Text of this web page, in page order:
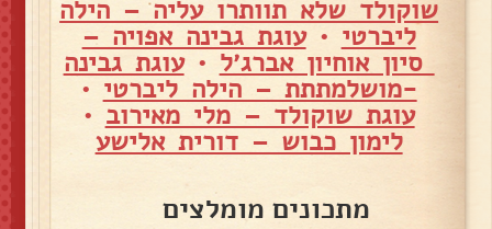
שוקולד שלא תוותרו עליה – הילה
ליברטי •עוגת גבינה אפויה –
סיון אוחיון אברג׳ל •עוגת גבינה
-מושלמתתת – הילה ליברטי •
עוגת שוקולד – מלי מאירוב •
לימון כבוש – דורית אלישע
מתכונים מומלצים